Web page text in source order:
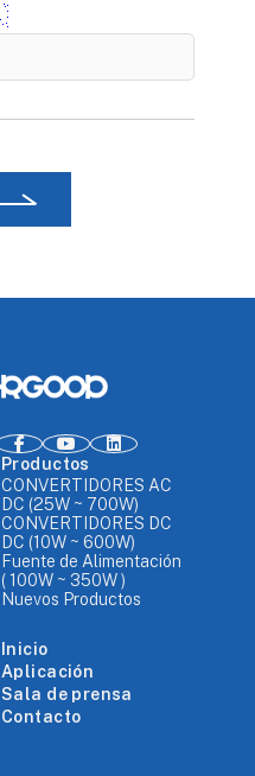
Productos
CONVERTIDORES AC
DC (25W ~ 700W)
CONVERTIDORES DC
DC (10W ~ 600W)
Fuente de Alimentación
( 100W ~ 350W )
Nuevos Productos
Inicio
Aplicación
Sala de prensa
Contacto